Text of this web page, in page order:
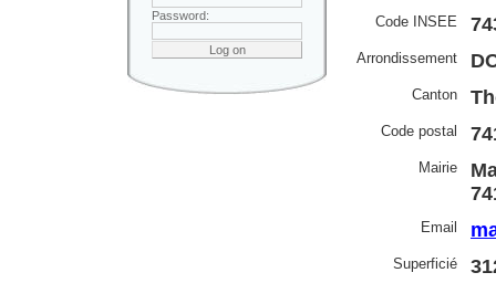
Password: Code INSEE
Arrondissement
Canton
Code postal
Mairie
Email
Superficié